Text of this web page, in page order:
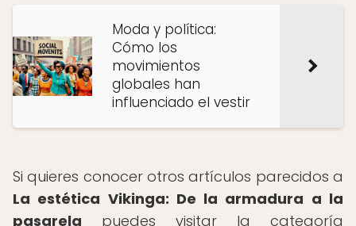
Moda y política:
Cómo los
movimientos
globales han
influenciado el vestir
Si quieres conocer otros artículos parecidos a
La estética Vikinga: De la armadura a la
pasarela puedes visitar la categoría